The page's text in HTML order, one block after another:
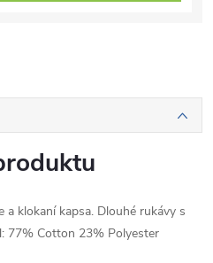
a klokaní kapsa. Dlouhé rukávy s
77% Cotton 23% Polyester